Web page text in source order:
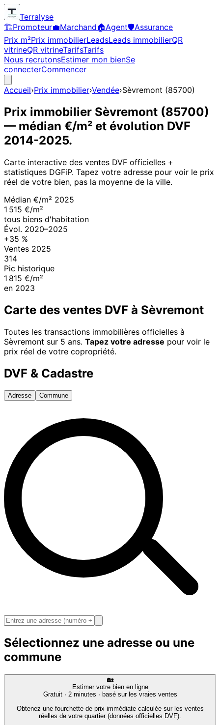
Terralyse
🏗️Promoteur💼Marchand🏠Agent🛡️Assurance
Prix m²Prix immobilierLeadsLeads immobilierQR
vitrineQR vitrineTarifsTarifs
Nous recrutonsEstimer mon bienSe
connecterCommencer
Accueil›Prix immobilier›Vendée›Sèvremont (85700)
Prix immobilier Sèvremont (85700)
— médian €/m² et évolution DVF
2014-2025.
Carte interactive des ventes DVF officielles +
statistiques DGFiP. Tapez votre adresse pour voir le prix
réel de votre bien, pas la moyenne de la ville.
Médian €/m² 2025
1 515 €/m²
tous biens d'habitation
Évol. 2020–2025
+35 %
Ventes 2025
314
Pic historique
1 815 €/m²
en 2023
Carte des ventes DVF à Sèvremont
Toutes les transactions immobilières officielles à
Sèvremont sur 5 ans. Tapez votre adresse pour voir le
prix réel de votre copropriété.
DVF & Cadastre
Adresse Commune
Sélectionnez une adresse ou une
commune
🏡
Estimer votre bien en ligne
Gratuit · 2 minutes · basé sur les vraies ventes
Obtenez une fourchette de prix immédiate calculée sur les ventes
réelles de votre quartier (données officielles DVF).